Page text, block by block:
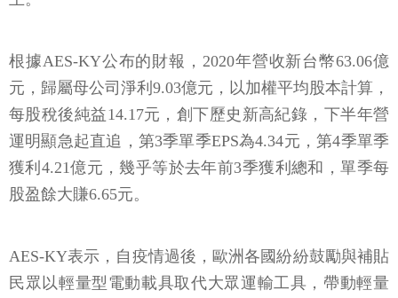
根據AES-KY公布的財報，2020年營收新台幣63.06億
元，歸屬母公司淨利9.03億元，以加權平均股本計算，
每股稅後純益14.17元，創下歷史新高紀錄，下半年營
運明顯急起直追，第3季單季EPS為4.34元，第4季單季
獲利4.21億元，幾乎等於去年前3季獲利總和，單季每
股盈餘大賺6.65元。
AES-KY表示，自疫情過後，歐洲各國紛紛鼓勵與補貼
民眾以輕量型電動載具取代大眾運輸工具，帶動輕量